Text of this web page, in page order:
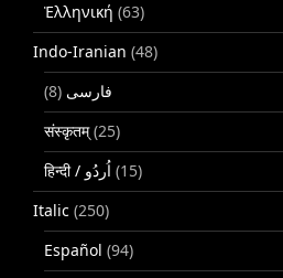
Ἑλληνική (63)
Indo-Iranian (48)
فارسی (8)
संस्कृतम्(25)
(15)
Italic (250)
Español (94)